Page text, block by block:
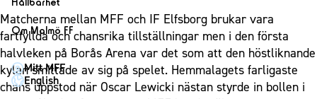
P19
F19
P17
F17
Partner dam
Matchdag på Eleda Stadion
MFF-museet & rundvandringar
Fest & Event
Konferens
Möte
Mässa
Hållbarhet
Himmelsblå framtid – en match för miljön
MFF i samhället
Laget för alla
Om Malmö FF
Om Malmö FF
Kontakt
Mitt MFF
English
Matcherna mellan MFF och IF Elfsborg brukar vara
fartfyllda och chansrika tillställningar men i den första
halvleken på Borås Arena var det som att den höstliknande
kylan smittade av sig på spelet. Hemmalagets farligaste
chans uppstod när Oscar Lewicki nästan styrde in bollen i